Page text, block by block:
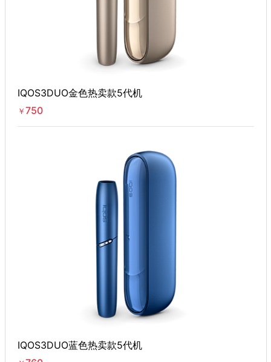
IQOS3DUO金色热卖款5代机
￥ 750
IQOS3DUO蓝色热卖款5代机